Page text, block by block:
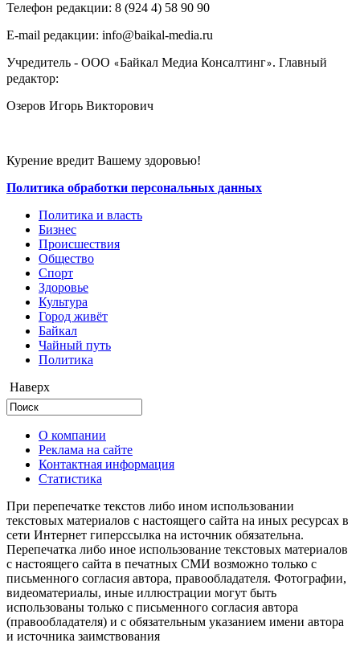
Телефон редакции: ‎‎8 (924 4) 58 90 90
E-mail редакции: info@baikal-media.ru
Учредитель - ООО «Байкал Медиа Консалтинг». Главный
редактор:
Озеров Игорь Викторович
Курение вредит Вашему здоровью!
Политика обработки персональных данных
Политика и власть
Бизнес
Происшествия
Общество
Cпорт
Здоровье
Культура
Город живёт
Байкал
Чайный путь
Политика
Наверх
О компании
Реклама на сайте
Контактная информация
Статистика
При перепечатке текстов либо ином использовании
текстовых материалов с настоящего сайта на иных ресурсах в
сети Интернет гиперссылка на источник обязательна.
Перепечатка либо иное использование текстовых материалов
с настоящего сайта в печатных СМИ возможно только с
письменного согласия автора, правообладателя. Фотографии,
видеоматериалы, иные иллюстрации могут быть
использованы только с письменного согласия автора
(правообладателя) и с обязательным указанием имени автора
и источника заимствования